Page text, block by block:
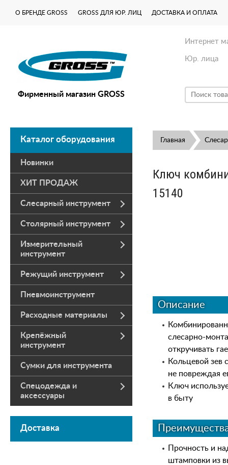
О БРЕНДЕ GROSS GROSS ДЛЯ ЮР. ЛИЦ ДОСТАВКА И ОПЛАТА
Фирменный магазин GROSS
Интернет
Юр. лица
Каталог оборудования
Новинки
ХИТ ПРОДАЖ
Слесарный инструмент
Столярный инструмент
Измерительный
инструмент
Режущий инструмент
Пневмоинструмент
Расходные материалы
Крепёжный
инструмент
Сумки для инструмента
Спецодежда и
аксессуары
Доставка
Главная
Ключ
15140
Описание
слесарно-
откручивать
Кольцевой зев
не повреждая
Ключ
в быту
Прочность и
штамповки из